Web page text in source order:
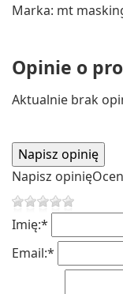
Marka: mt
Opinie o
Aktualnie brak
Napisz opinię
Imię:*
Email:*